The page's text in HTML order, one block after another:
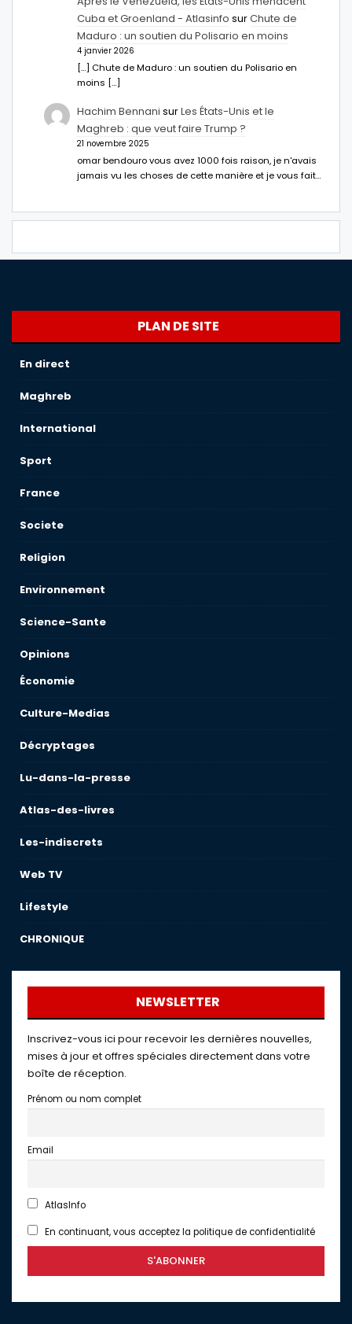
Cuba et Groenland - Atlasinfo surChute de
Maduro : un soutien du Polisario en moins
4 janvier 2026
[…] Chute de Maduro : un soutien du Polisario en
moins […]
Hachim Bennani surLes États-Unis et le
Maghreb : que veut faire Trump ?
21 novembre 2025
omar bendouro vous avez 1000 fois raison, je n'avais
jamais vu les choses de cette manière et je vous fait…
PLAN DE SITE
En direct
Maghreb
International
Sport
France
Societe
Religion
Environnement
Science-Sante
Opinions
Économie
Culture-Medias
Décryptages
Lu-dans-la-presse
Atlas-des-livres
Les-indiscrets
Web TV
Lifestyle
CHRONIQUE
NEWSLETTER
Inscrivez-vous ici pour recevoir les dernières nouvelles,
mises à jour et offres spéciales directement dans votre
boîte de réception.
Prénom ou nom complet
Email
AtlasInfo
En continuant, vous acceptez la politique de confidentialité